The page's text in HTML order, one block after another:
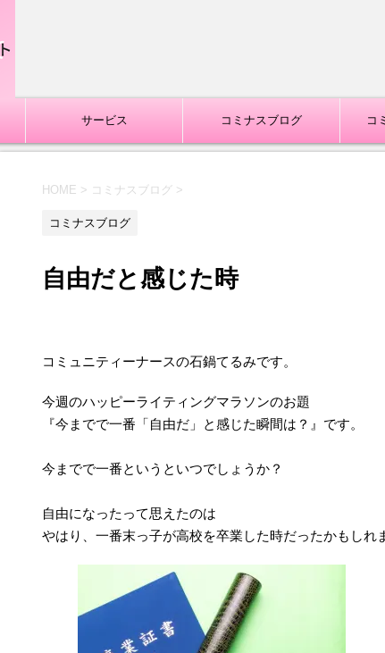
サービス コミナスブログ コ
HOME > コミナスブログ >
コミナスブログ
自由だと感じた時
コミュニティーナースの石鍋てるみです。
今週のハッピーライティングマラソンのお題
『今までで一番「自由だ」と感じた瞬間は？』です。
今までで一番というといつでしょうか？
自由になったって思えたのは
やはり、一番末っ子が高校を卒業した時だったかもしれ